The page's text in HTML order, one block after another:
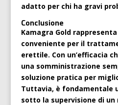
adatto per chi ha gravi
Conclusione
Kamagra Gold
conveniente per il
erettile. Con un’efficacia
una somministrazione
soluzione pratica per
Tuttavia, è fondamentale
sotto la supervisione di